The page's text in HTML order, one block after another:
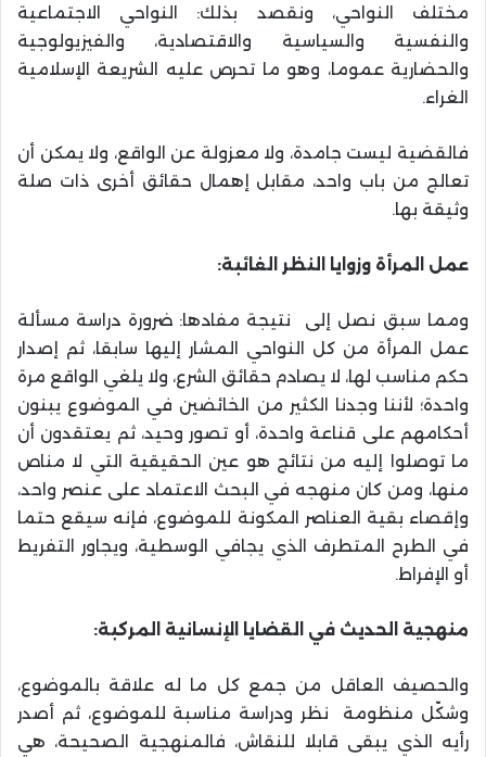
مختلف النواحي، ونقصد بذلك: النواحي الاجتماعية
والنفسية والسياسية والاقتصادية، والفيزيولوجية
والحضارية عموما، وهو ما تحرص عليه الشريعة الإسلامية
الغراء.
فالقضية ليست جامدة، ولا معزولة عن الواقع، ولا يمكن أن
تعالج من باب واحد، مقابل إهمال حقائق أخرى ذات صلة
وثيقة بها.
عمل المرأة وزوايا النظر الغائبة:
ومما سبق نصل إلى نتيجة مفادها: ضرورة دراسة مسألة
عمل المرأة من كل النواحي المشار إليها سابقا، ثم إصدار
حكم مناسب لها، لا يصادم حقائق الشرع، ولا يلغي الواقع مرة
واحدة؛ لأننا وجدنا الكثير من الخائضين في الموضوع يبنون
أحكامهم على قناعة واحدة، أو تصور وحيد، ثم يعتقدون أن
ما توصلوا إليه من نتائج هو عين الحقيقية التي لا مناص
منها، ومن كان منهجه في البحث الاعتماد على عنصر واحد،
وإقصاء بقية العناصر المكونة للموضوع، فإنه سيقع حتما
في الطرح المتطرف الذي يجافي الوسطية، ويجاور التفريط
أو الإفراط.
منهجية الحديث في القضايا الإنسانية المركبة:
والحصيف العاقل من جمع كل ما له علاقة بالموضوع،
وشكّل منظومة نظر ودراسة مناسبة للموضوع، ثم أصدر
رأيه الذي يبقى قابلا للنقاش، فالمنهجية الصحيحة، هي